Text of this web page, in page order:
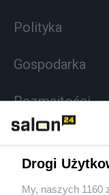
Polityka
Gospodarka
Rozmaitości
Sport
Drogi
My, naszych 1160